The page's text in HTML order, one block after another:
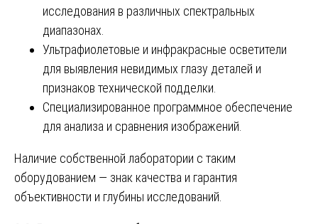
исследования в различных спектральных
диапазонах.
Ультрафиолетовые и инфракрасные осветители
для выявления невидимых глазу деталей и
признаков технической подделки.
Специализированное программное обеспечение
для анализа и сравнения изображений.
Наличие собственной лаборатории с таким
оборудованием — знак качества и гарантия
объективности и глубины исследований.